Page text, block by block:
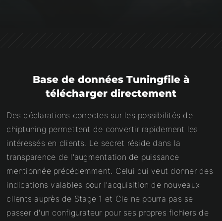
Base de données Tuningfile à
télécharger directement
Des déclarations correctes sur les possibilités de
chiptuning permettent de convertir rapidement les
intéressés en clients. Le secret réside dans la
transparence de l'augmentation de puissance
mentionnée précédemment. Celui qui veut donner des
indications valables pour l'acquisition de nouveaux
clients auprès de Stage 1 et Cie ne pourra pas se
passer d'un configurateur pour ses propres fichiers de